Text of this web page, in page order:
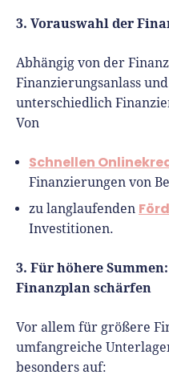
3. Vorauswahl der
Abhängig von der
Finanzierungsanlass
unterschiedlich
Von
Schnellen
Finanzierungen von
zu langlaufenden
Investitionen.
3. Für höhere
Finanzplan schärfen
Vor allem für größere
umfangreiche
besonders auf: